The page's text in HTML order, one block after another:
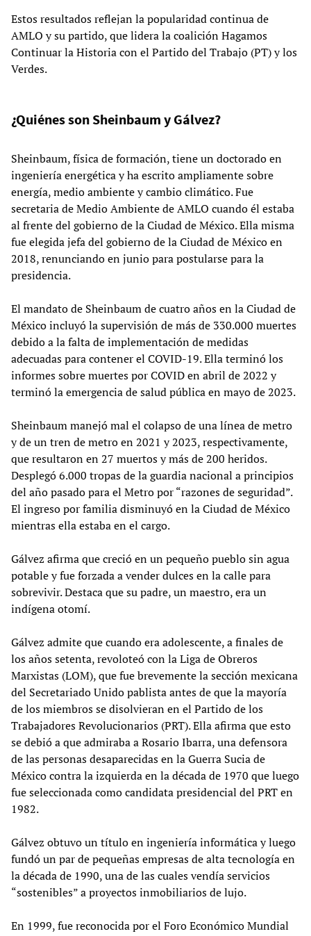
Estos resultados reflejan la popularidad continua de
AMLO y su partido, que lidera la coalición Hagamos
Continuar la Historia con el Partido del Trabajo (PT) y los
Verdes.
¿Quiénes son Sheinbaum y Gálvez?
Sheinbaum, física de formación, tiene un doctorado en
ingeniería energética y ha escrito ampliamente sobre
energía, medio ambiente y cambio climático. Fue
secretaria de Medio Ambiente de AMLO cuando él estaba
al frente del gobierno de la Ciudad de México. Ella misma
fue elegida jefa del gobierno de la Ciudad de México en
2018, renunciando en junio para postularse para la
presidencia.
El mandato de Sheinbaum de cuatro años en la Ciudad de
México incluyó la supervisión de más de 330.000 muertes
debido a la falta de implementación de medidas
adecuadas para contener el COVID-19. Ella terminó los
informes sobre muertes por COVID en abril de 2022 y
terminó la emergencia de salud pública en mayo de 2023.
Sheinbaum manejó mal el colapso de una línea de metro
y de un tren de metro en 2021 y 2023, respectivamente,
que resultaron en 27 muertos y más de 200 heridos.
Desplegó 6.000 tropas de la guardia nacional a principios
del año pasado para el Metro por “razones de seguridad”.
El ingreso por familia disminuyó en la Ciudad de México
mientras ella estaba en el cargo.
Gálvez afirma que creció en un pequeño pueblo sin agua
potable y fue forzada a vender dulces en la calle para
sobrevivir. Destaca que su padre, un maestro, era un
indígena otomí.
Gálvez admite que cuando era adolescente, a finales de
los años setenta, revoloteó con la Liga de Obreros
Marxistas (LOM), que fue brevemente la sección mexicana
del Secretariado Unido pablista antes de que la mayoría
de los miembros se disolvieran en el Partido de los
Trabajadores Revolucionarios (PRT). Ella afirma que esto
se debió a que admiraba a Rosario Ibarra, una defensora
de las personas desaparecidas en la Guerra Sucia de
México contra la izquierda en la década de 1970 que luego
fue seleccionada como candidata presidencial del PRT en
1982.
Gálvez obtuvo un título en ingeniería informática y luego
fundó un par de pequeñas empresas de alta tecnología en
la década de 1990, una de las cuales vendía servicios
“sostenibles” a proyectos inmobiliarios de lujo.
En 1999, fue reconocida por el Foro Económico Mundial